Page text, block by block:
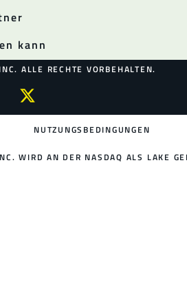
kann
ALLE RECHTE VORBEHALTEN.
NUTZUNGSBEDINGUNGEN
WIRD AN DER NASDAQ ALS LAKE